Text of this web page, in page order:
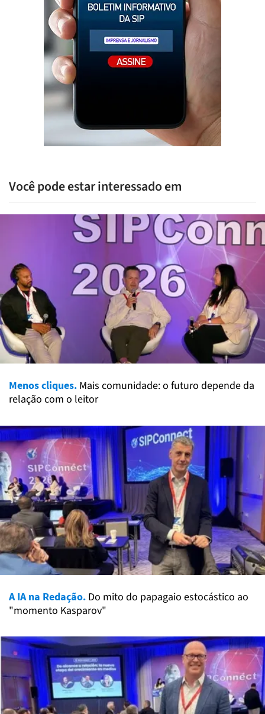
Você pode estar interessado em
Menos cliques. Mais comunidade: o futuro depende da
relação com o leitor
A IA na Redação. Do mito do papagaio estocástico ao
"momento Kasparov"